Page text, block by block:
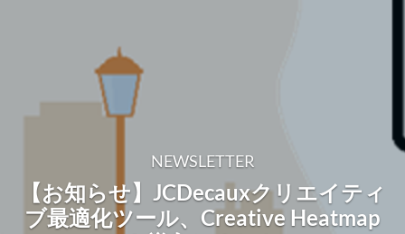
NEWSLETTER
【お知らせ】JCDecauxクリエイティ
ブ最適化ツール、Creative Heatmap